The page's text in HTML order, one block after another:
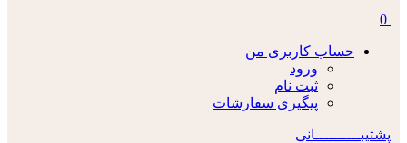
0
حساب کاربری من
ورود
ثبت نام
پیگیری سفارشات
پشتیبــــــــــانی